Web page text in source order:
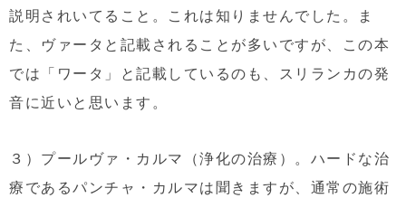
説明されいてること。これは知りませんでした。ま
た、ヴァータと記載されることが多いですが、この本
では「ワータ」と記載しているのも、スリランカの発
音に近いと思います。
３）プールヴァ・カルマ（浄化の治療）。ハードな治
療であるパンチャ・カルマは聞きますが、通常の施術